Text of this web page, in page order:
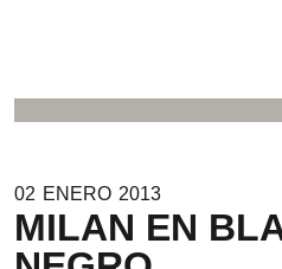
02 ENERO 2013
MILAN EN